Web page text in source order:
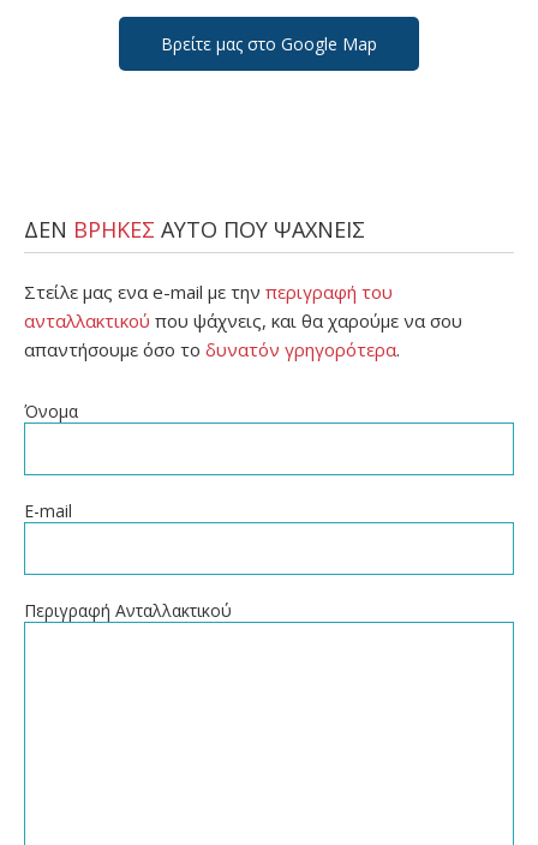
Βρείτε μας στο Google Map
ΔΕΝ ΒΡΗΚΕΣ ΑΥΤΟ ΠΟΥ ΨΑΧΝΕΙΣ
Στείλε μας ενα e-mail με την περιγραφή του
ανταλλακτικού που ψάχνεις, και θα χαρούμε να σου
απαντήσουμε όσο το δυνατόν γρηγορότερα.
Όνομα
E-mail
Περιγραφή Ανταλλακτικού